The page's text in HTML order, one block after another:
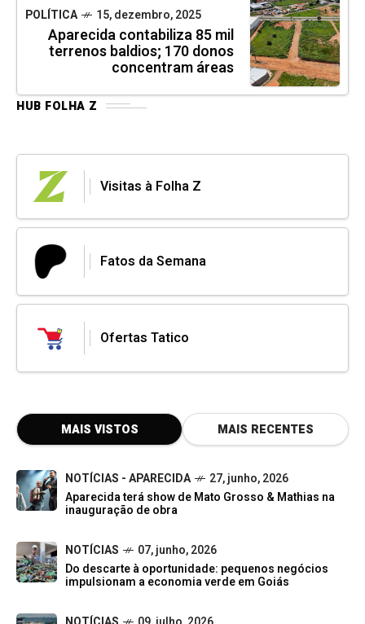
POLÍTICA 15, dezembro, 2025
Aparecida contabiliza 85 mil
terrenos baldios; 170 donos
concentram áreas
HUB FOLHA Z
Visitas à Folha Z
Fatos da Semana
Ofertas Tatico
MAIS VISTOS MAIS RECENTES
NOTÍCIAS - APARECIDA
27, junho, 2026
Aparecida terá show de Mato Grosso & Mathias na
inauguração de obra
NOTÍCIAS
07, junho, 2026
Do descarte à oportunidade: pequenos negócios
impulsionam a economia verde em Goiás